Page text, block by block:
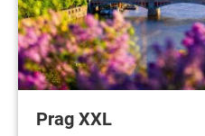
Prag XXL